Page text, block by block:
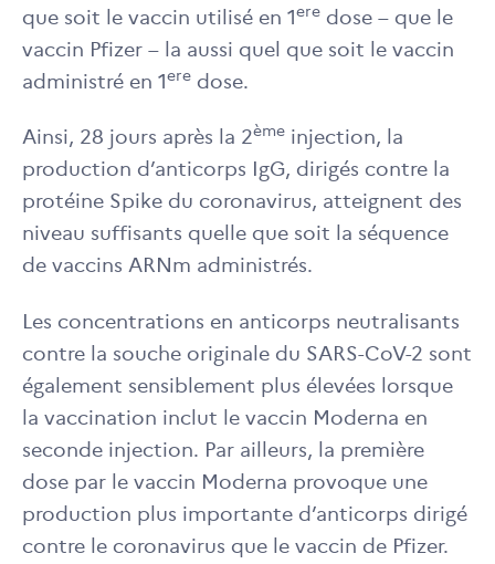
que soit le vaccin utilisé en 1ere dose – que le
vaccin Pfizer – la aussi quel que soit le vaccin
administré en 1ere dose.
Ainsi, 28 jours après la 2ème injection, la
production d’anticorps IgG, dirigés contre la
protéine Spike du coronavirus, atteignent des
niveau suffisants quelle que soit la séquence
de vaccins ARNm administrés.
Les concentrations en anticorps neutralisants
contre la souche originale du SARS-CoV-2 sont
également sensiblement plus élevées lorsque
la vaccination inclut le vaccin Moderna en
seconde injection. Par ailleurs, la première
dose par le vaccin Moderna provoque une
production plus importante d’anticorps dirigé
contre le coronavirus que le vaccin de Pfizer.